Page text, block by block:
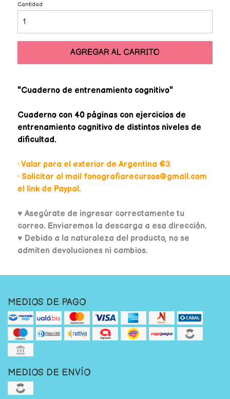
Cantidad
AGREGAR AL CARRITO
"Cuaderno de entrenamiento cognitivo"
Cuaderno con 40 páginas con ejercicios de
entrenamiento cognitivo de distintos niveles de
dificultad.
• Valor para el exterior de Argentina €3
• Solicitar al mail fonografiarecursos@gmail.com
el link de Paypal.
♥ Asegúrate de ingresar correctamente tu
correo. Enviaremos la descarga a esa dirección.
♥ Debido a la naturaleza del producto, no se
admiten devoluciones ni cambios.
MEDIOS DE PAGO
MEDIOS DE ENVÍO